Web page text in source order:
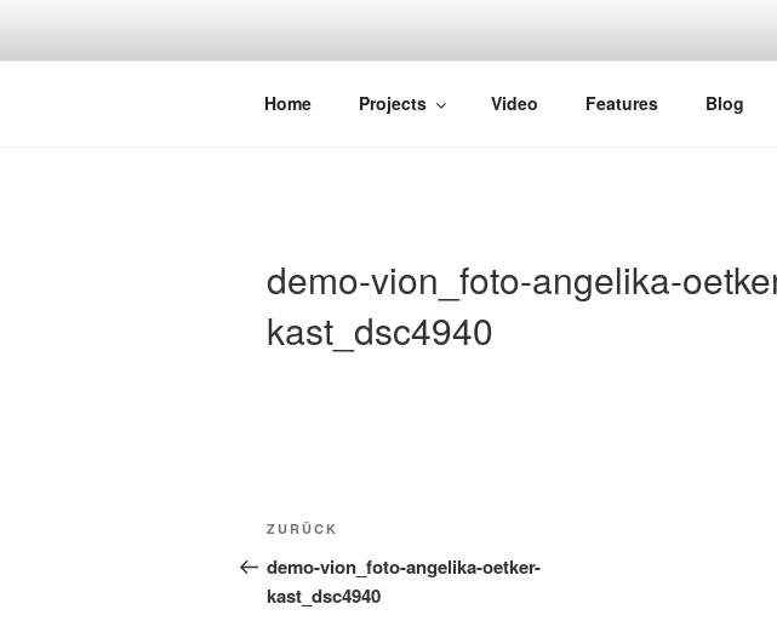
STRAYDOK
Home Projects Video Features Blog
demo-vion_foto-angelika-
kast_dsc4940
Beitragsnavigation
Vorheriger
Beitrag
ZURÜCK
demo-vion_foto-angelika-oetker-
kast_dsc4940